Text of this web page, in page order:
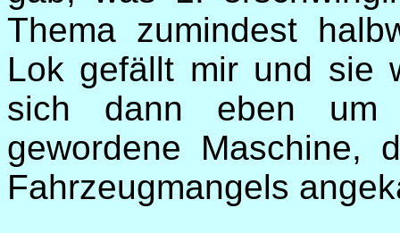
Thema zumindest
Lok gefällt mir und sie
sich dann eben um
gewordene Maschine,
Fahrzeugmangels